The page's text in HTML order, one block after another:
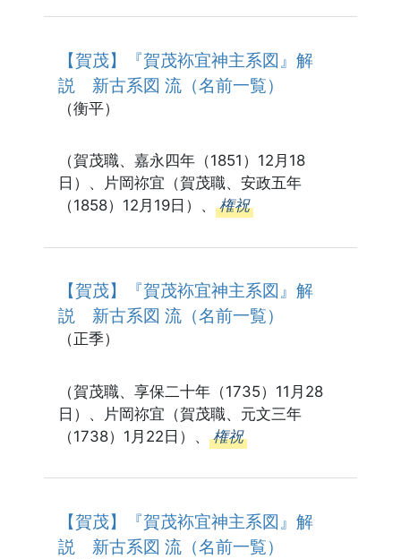
【賀茂】『賀茂袮宜神主系図』解
説 新古系図 流（名前一覧）
（衡平）
（賀茂職、嘉永四年（1851）12月18
日）、片岡祢宜（賀茂職、安政五年
（1858）12月19日）、 権祝
【賀茂】『賀茂袮宜神主系図』解
説 新古系図 流（名前一覧）
（正季）
（賀茂職、享保二十年（1735）11月28
日）、片岡祢宜（賀茂職、元文三年
（1738）1月22日）、 権祝
【賀茂】『賀茂袮宜神主系図』解
説 新古系図 流（名前一覧）